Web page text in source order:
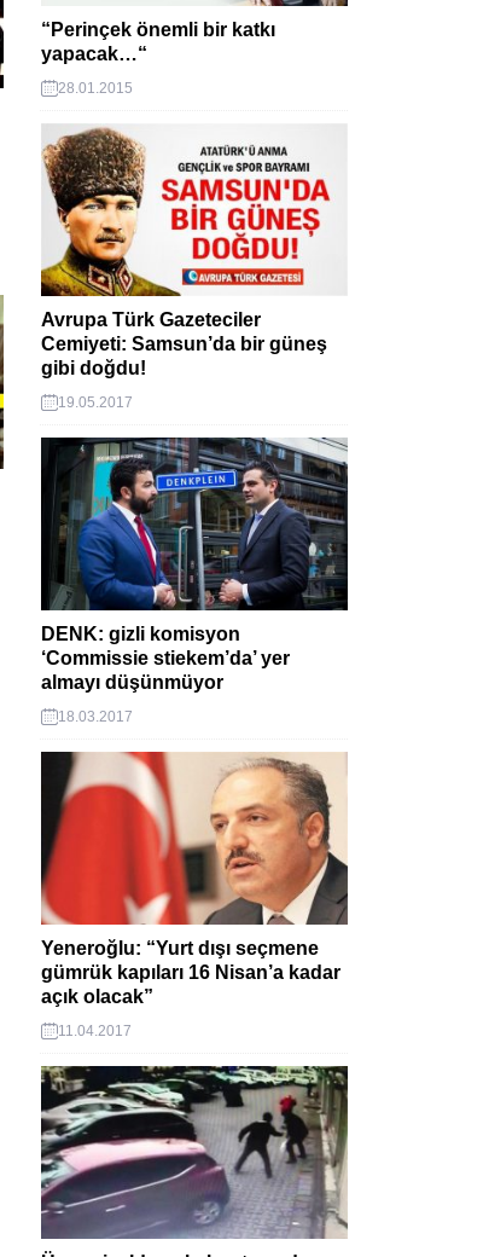
“Perinçek önemli bir katkı
yapacak…“
28.01.2015
Avrupa Türk Gazeteciler
Cemiyeti: Samsun’da bir güneş
gibi doğdu!
19.05.2017
DENK: gizli komisyon
‘Commissie stiekem’da’ yer
almayı düşünmüyor
18.03.2017
Yeneroğlu: “Yurt dışı seçmene
gümrük kapıları 16 Nisan’a kadar
açık olacak”
11.04.2017